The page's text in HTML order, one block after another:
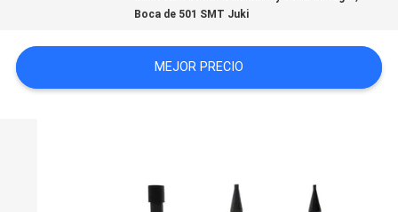
SHOPPING
ON
Boca de 501 SMT Juki
MEJOR PRECIO